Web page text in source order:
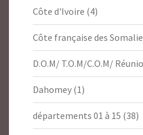
Côte d'Ivoire (4)
Côte française des
D.O.M/ T.O.M/C.O.M/
Dahomey (1)
départements 01 à 15 (38)